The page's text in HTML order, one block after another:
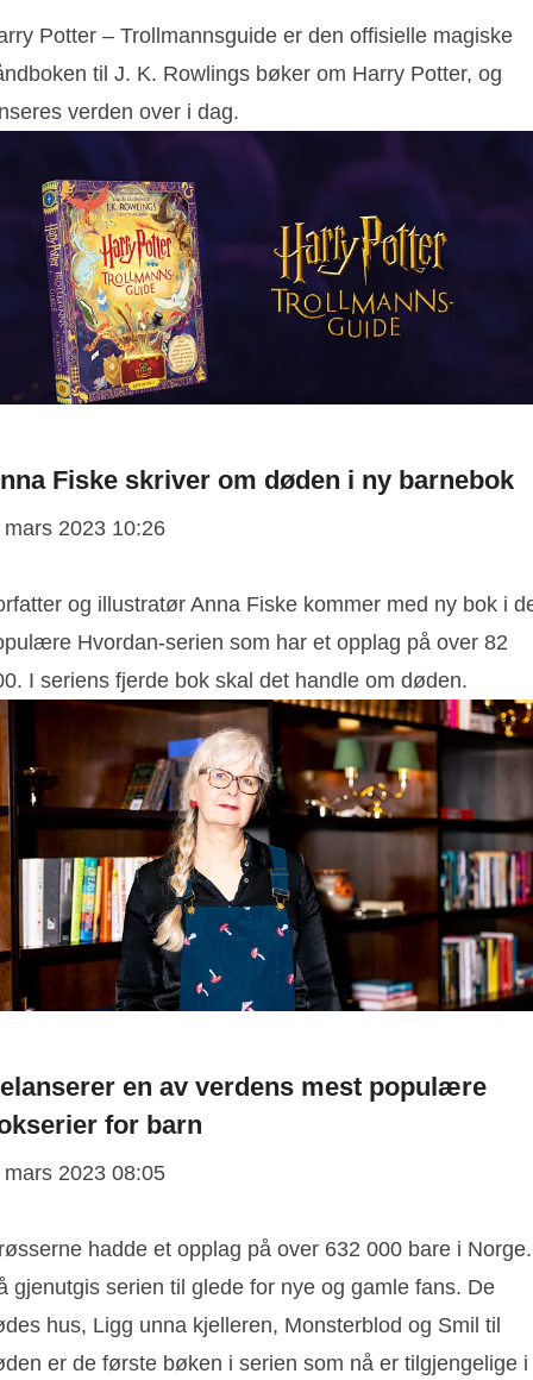
Potter – Trollmannsguide er den offisielle magiske
til J. K. Rowlings bøker om Harry Potter, og
verden over i dag.
Fiske skriver om døden i ny barnebok
mars 2023 10:26
og illustratør Anna Fiske kommer med ny bok i
Hvordan-serien som har et opplag på over 82
I seriens fjerde bok skal det handle om døden.
en av verdens mest populære
for barn
mars 2023 08:05
hadde et opplag på over 632 000 bare i Norge.
gjenutgis serien til glede for nye og gamle fans. De
hus, Ligg unna kjelleren, Monsterblod og Smil til
er de første bøken i serien som nå er tilgjengelige i